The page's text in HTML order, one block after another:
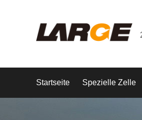
Startseite Spezielle Zelle